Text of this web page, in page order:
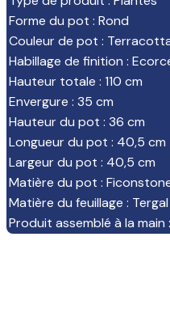
Forme du pot : Rond
Couleur de pot :
Habillage de finition :
Hauteur totale : 110 cm
Envergure : 35 cm
Hauteur du pot : 36 cm
Longueur du pot : 40,5 cm
Largeur du pot : 40,5 cm
Matière du pot :
Matière du feuillage : Tergal
Produit assemblé à la main :